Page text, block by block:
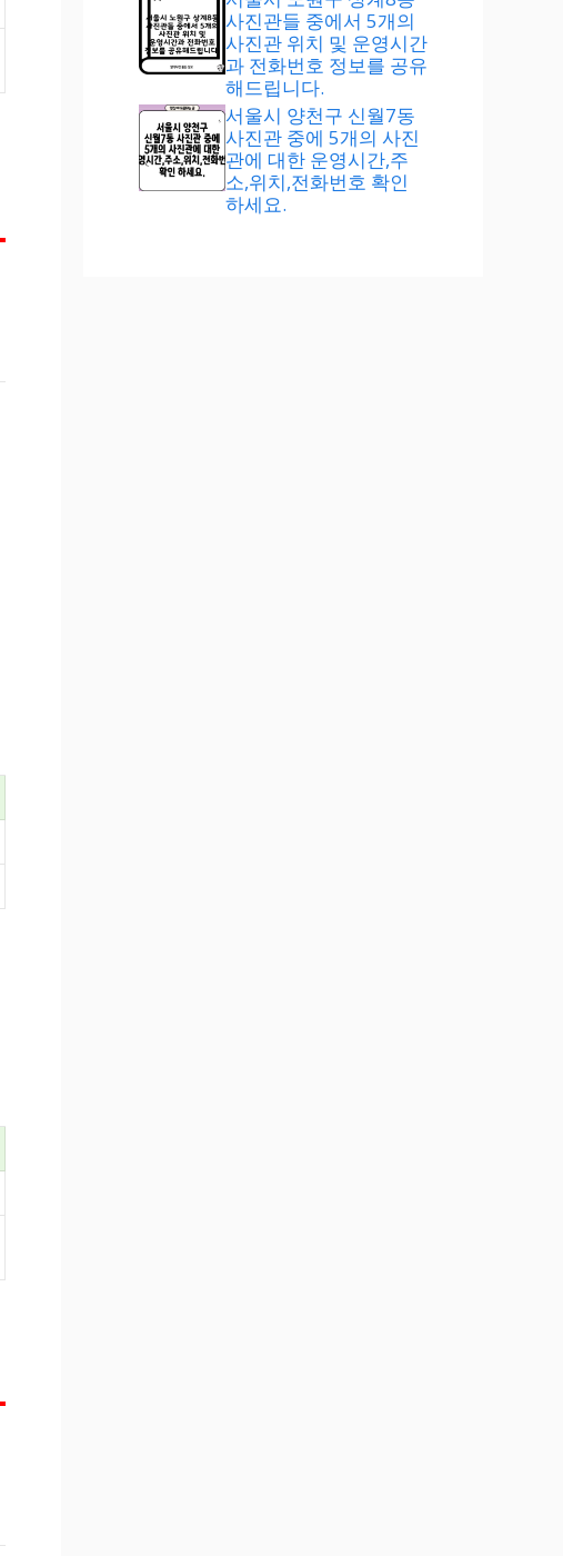
사진관들 중에서 5개의
사진관 위치 및 운영시간
과 전화번호 정보를 공유
해드립니다.
서울시 양천구 신월7동
사진관 중에 5개의 사진
관에 대한 운영시간,주
소,위치,전화번호 확인
하세요.